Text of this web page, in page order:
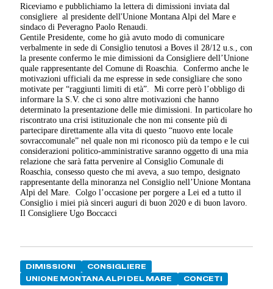
Riceviamo e pubblichiamo la lettera di dimissioni inviata dal
consigliere al presidente dell'Unione Montana Alpi del Mare e
sindaco di Peveragno Paolo Renaudi.
Gentile Presidente, come ho già avuto modo di comunicare
verbalmente in sede di Consiglio tenutosi a Boves il 28/12 u.s., con
la presente confermo le mie dimissioni da Consigliere dell’Unione
quale rappresentante del Comune di Roaschia.
Confermo anche le
motivazioni ufficiali da me espresse in sede consigliare che sono
motivate per “raggiunti limiti di età”.
Mi corre però l’obbligo di
informare la S.V. che ci sono altre motivazioni che hanno
determinato la presentazione delle mie dimissioni. In particolare ho
riscontrato una crisi istituzionale che non mi consente più di
partecipare direttamente alla vita di questo “nuovo ente locale
sovraccomunale” nel quale non mi riconosco più da tempo e le cui
considerazioni politico-amministrative saranno oggetto di una mia
relazione che sarà fatta pervenire al Consiglio Comunale di
Roaschia, consesso questo che mi aveva, a suo tempo, designato
rappresentante della minoranza nel Consiglio nell’Unione Montana
Alpi del Mare.
Colgo l’occasione per porgere a Lei ed a tutto il
Consiglio i miei pià sinceri auguri di buon 2020 e di buon lavoro.
Il Consigliere Ugo Boccacci
DIMISSIONI
CONSIGLIERE
UNIONE MONTANA ALPI DEL MARE
CONCETI